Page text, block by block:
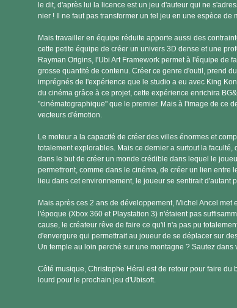
le dit, d'après lui la licence est un jeu d'auteur qui ne
nier ! Il ne faut pas transformer un tel jeu en une espèce de
Mais travailler en équipe réduite apporte aussi des
cette petite équipe de créer un univers 3D dense et une
Rayman Origins, l'Ubi Art Framework permet à l'équipe de
grosse quantité de contenu. Créer ce genre d'outil, prend
imprégnés de l'expérience que le studio a eu avec King
du cinéma grâce à ce projet, cette expérience enrichira
"cinématographique" que le premier. Mais à l'image de ce
vecteurs d'émotion.
Le moteur a la capacité de créer des villes énormes et
totalement explorables. Mais ce dernier a surtout la
dans le but de créer un monde crédible dans lequel le
permettront, comme dans le cinéma, de créer un lien entre
lieu dans cet environnement, le joueur se sentirait d'autant
Mais après ces 2 ans de développement, Michel Ancel
l'époque (Xbox 360 et Playstation 3) n'étaient pas
cause, le créateur rêve de faire ce qu'il n'a pas pu
d'envergure qui permettrait au joueur de se déplacer sur
Un temple au loin perché sur une montagne ? Sautez
Côté musique, Christophe Héral est de retour pour faire
lourd pour le prochain jeu d'Ubisoft.